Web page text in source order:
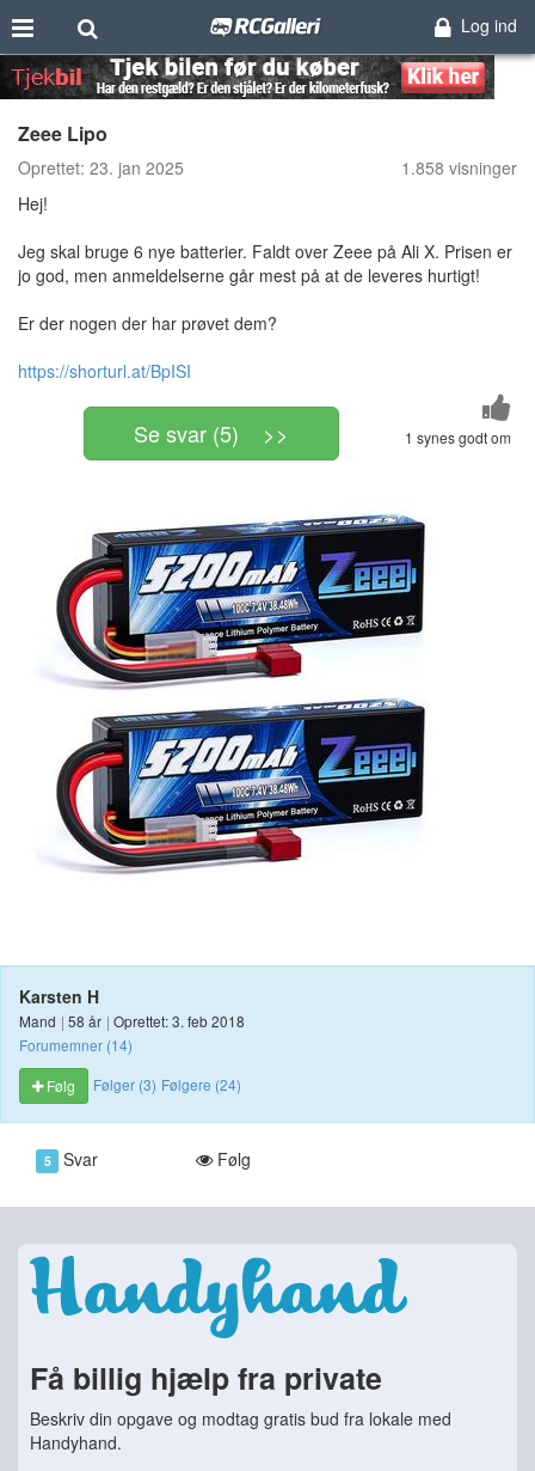
Log ind
Zeee Lipo
Oprettet: 23. jan 2025
1.858 visninger
Hej!
Jeg skal bruge 6 nye batterier. Faldt over Zeee på Ali X. Prisen er
jo god, men anmeldelserne går mest på at de leveres hurtigt!
Er der nogen der har prøvet dem?
https://shorturl.at/BpISI
1 synes godt om
Se svar (5) >>
Karsten H
Mand | 58 år | Oprettet: 3. feb 2018
Forumemner (14)
Følg
Følger (3) Følgere (24)
5 Svar Følg
Få billig hjælp fra private
Beskriv din opgave og modtag gratis bud fra lokale med
Handyhand.